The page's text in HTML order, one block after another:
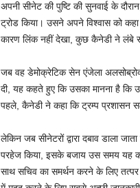
अपनी सीनेट की पुष्टि की सुनवाई के
ट्रोड किया। उसने अपने विश्वास को
कारण लिंक नहीं देखा, कुछ कैनेडी ने लंबे
जब वह डेमोक्रेटिक सेन एंजेला
दी, यह कहते हुए कि उसका मानना ​​है कि
पहले, कैनेडी ने कहा कि ट्रम्प प्रशासन
लेकिन जब सीनेटरों द्वारा दबाव डाला
परहेज किया, इसके बजाय उस समय यह
साथ सचिव का समर्थन करने के लिए